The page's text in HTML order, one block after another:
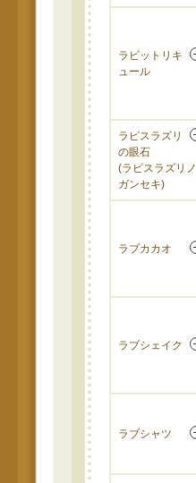
ラビットリキ
ュール
ラピスラズリ
の眼石
(ラピスラズリノ
ガンセキ)
ラブカカオ
ラブシェイク
ラブシャツ